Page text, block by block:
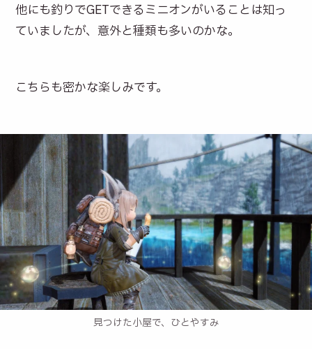
他にも釣りでGETできるミニオンがいることは知っ
ていましたが、意外と種類も多いのかな。
こちらも密かな楽しみです。
見つけた小屋で、ひとやすみ